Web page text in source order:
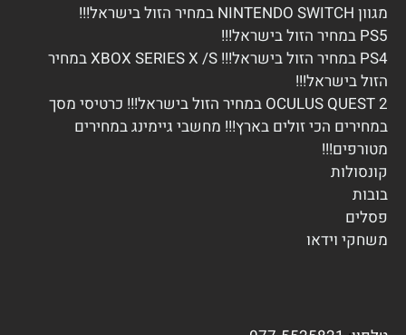
מגוון NINTENDO SWITCH במחיר הזול בישראל!!!
PS5 במחיר הזול בישראל!!!
PS4 במחיר הזול בישראל!!! XBOX SERIES X /S במחיר
הזול בישראל!!!
OCULUS QUEST 2 במחיר הזול בישראל!!! כרטיסי מסך
במחירים הכי זולים בארץ!!! מחשבי גיימינג במחירים
מטורפים!!!
קונסולות
בובות
פסלים
משחקי וידאו